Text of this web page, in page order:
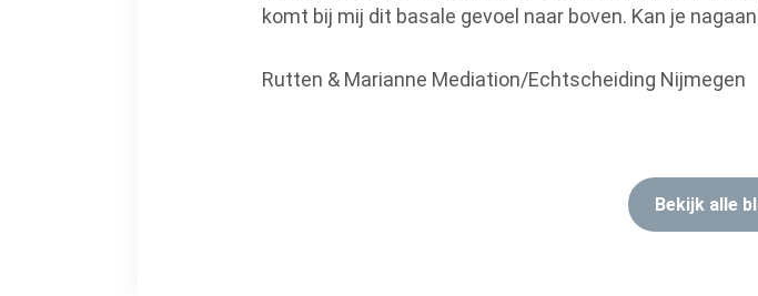
komt bij mij dit basale gevoel naar boven. Kan je
Rutten & Marianne Mediation/Echtscheiding Nijmegen
Bekijk alle